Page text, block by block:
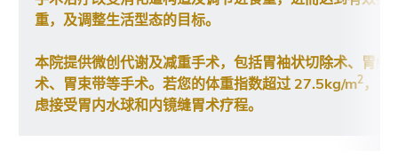
重，及调整生活型态的目标。
本院提供微创代谢及减重手术，包括胃袖状切除术、胃绕
术、胃束带等手术。若您的体重指数超过 27.5kg/m2，也
虑接受胃内水球和内镜缝胃术疗程。